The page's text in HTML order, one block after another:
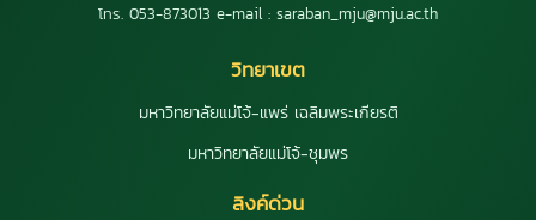
โทร. 053-873013 e-mail : saraban_mju@mju.ac.th
วิทยาเขต
มหาวิทยาลัยแม่โจ้-แพร่ เฉลิมพระเกียรติ
มหาวิทยาลัยแม่โจ้-ชุมพร
ลิงค์ด่วน